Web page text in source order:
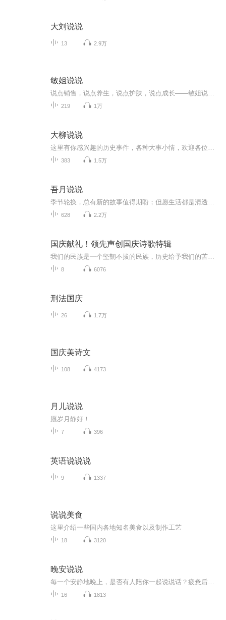
大刘说说
13 2.9万
敏姐说说
219 1万
大柳说说
383 1.5万
吾月说说
628 2.2万
国庆献礼！领先声创国庆诗歌特辑
8 6076
刑法国庆
26 1.7万
国庆美诗文
108 4173
月儿说说
愿岁月静好！
7 396
英语说说说
9 1337
说说美食
这里介绍一些国内各地知名美食以及制作工艺
18 3120
晚安说说
16 1813